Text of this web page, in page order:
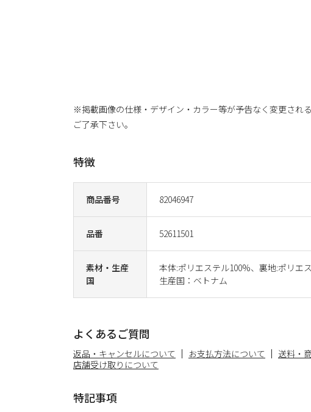
商品番号 82046947
品番 52611501
素材・生産
国
本体:ポリエステル100%、裏地:ポリエ
生産国：ベトナム
※掲載画像の仕様・デザイン・カラー等が予告なく変更され
ご了承下さい。
特徴
よくあるご質問
返品・キャンセルについて お支払方法について
送料・
店舗受け取りについて
特記事項